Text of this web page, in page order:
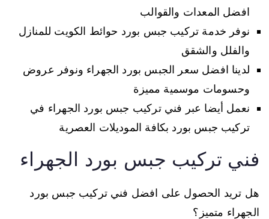
افضل المعدات والقوالب
نوفر خدمة تركيب جبس بورد حوائط الكويت للمنازل
والفلل والشقق
لدينا افضل سعر الجبس بورد الجهراء ونوفر عروض
وحسومات موسمية مميزة
نعمل أيضا عبر فني تركيب جبس بورد الجهراء في
تركيب جبس بورد بكافة الموديلات العصرية
فني تركيب جبس بورد الجهراء
هل تريد الحصول على افضل فني تركيب جبس بورد
الجهراء متميز؟